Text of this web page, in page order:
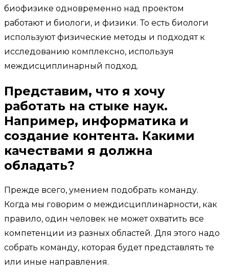
биофизике одновременно над проектом
работают и биологи, и физики. То есть биологи
используют физические методы и подходят к
исследованию комплексно, используя
междисциплинарный подход.
Представим, что я хочу
работать на стыке наук.
Например, информатика и
создание контента. Какими
качествами я должна
обладать?
Прежде всего, умением подобрать команду.
Когда мы говорим о междисциплинарности, как
правило, один человек не может охватить все
компетенции из разных областей. Для этого надо
собрать команду, которая будет представлять те
или иные направления.